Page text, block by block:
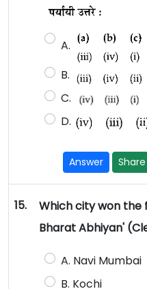
A.
B.
C.
D.
Answer
15.
Which city won the
Bharat Abhiyan'
A. Navi Mumbai
B. Kochi